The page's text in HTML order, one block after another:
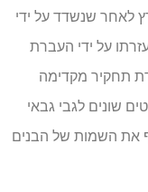
לאחר שנשדד על ידי
על ידי העברת
תחקיר מקדימה
שונים לגבי גבאי
את השמות של הבנים